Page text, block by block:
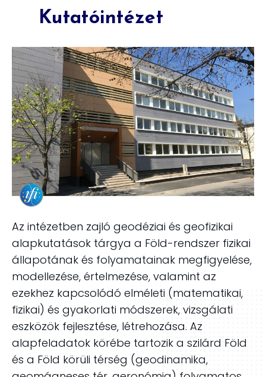
Kutatóintézet
Az intézetben zajló geodéziai és geofizikai
alapkutatások tárgya a Föld-rendszer fizikai
állapotának és folyamatainak megfigyelése,
modellezése, értelmezése, valamint az
ezekhez kapcsolódó elméleti (matematikai,
fizikai) és gyakorlati módszerek, vizsgálati
eszközök fejlesztése, létrehozása. Az
alapfeladatok körébe tartozik a szilárd Föld
és a Föld körüli térség (geodinamika,